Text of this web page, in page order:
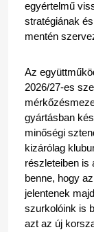
egyértelmű
stratégiának
mentén
Az
2026/27-es
gyártásban
minőségi
kizárólag
részleteiben is
benne, hogy
jelentenek
szurkolóink is
azt az új